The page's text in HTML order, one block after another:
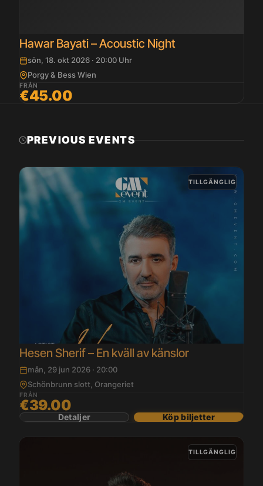
Hawar Bayati – Acoustic Night
sön, 18. okt 2026 · 20:00 Uhr
Porgy & Bess Wien
FRÅN
€45.00
PREVIOUS EVENTS
TILLGÄNGLIG
Hesen Sherif – En kväll av känslor
mån, 29 jun 2026 · 20:00
Schönbrunn slott, Orangeriet
FRÅN
€39.00
Detaljer Köp biljetter
TILLGÄNGLIG